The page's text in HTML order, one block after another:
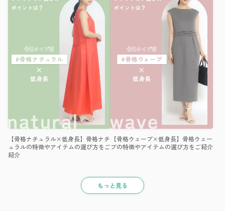
【骨格ナチュラル×低身長】骨格ナチ
ュラルの特徴やアイテムの選び方をご
紹介
【骨格ウェーブ×低身長】骨格ウェー
ブの特徴やアイテムの選び方をご紹介
もっと見る